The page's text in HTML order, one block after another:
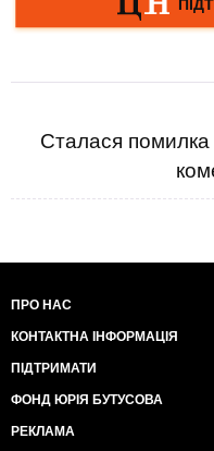
Сталася помилка
ПРО НАС
КОНТАКТНА ІНФОРМАЦІЯ
ПІДТРИМАТИ
ФОНД ЮРІЯ БУТУСОВА
РЕКЛАМА